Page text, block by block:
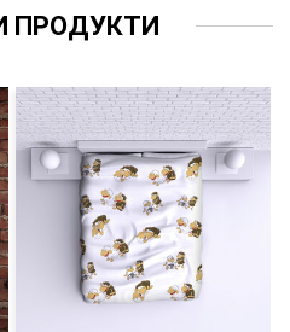
ПРОДУКТИ